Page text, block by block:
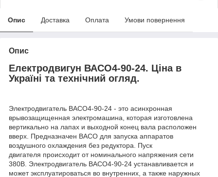
Опис Доставка Оплата Умови повернення
Опис
Електродвигун ВАСО4-90-24. Ціна в
Україні та технічний огляд.
Электродвигатель ВАСО4-90-24 - это асинхронная
врывозащищенная электромашина, которая изготовлена
вертикально на лапах и выходной конец вала расположен
вверх. Предназначен ВАСО для запуска аппаратов
воздушного охлаждения без редуктора. Пуск
двигателя происходит от номинального напряжения сети
380В. Электродвигатель ВАСО4-90-24 устанавливается и
может эксплуатироваться во внутренних, а также наружных